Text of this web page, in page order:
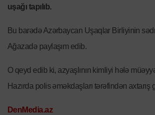
uşağı tapılıb.
Bu barədə Azərbaycan Uşaqlar Birliyinin
Ağazadə paylaşım edib.
O qeyd edib ki, azyaşlının kimliyi hələ
Hazırda polis əməkdaşları tərəfindən axtarış
DenMedia.az